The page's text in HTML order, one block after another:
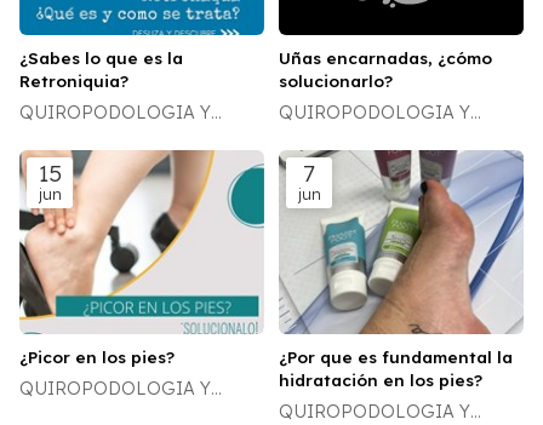
¿Sabes lo que es la
Retroniquia?
QUIROPODOLOGIA Y
Uñas encarnadas, ¿cómo
solucionarlo?
QUIROPODOLOGIA Y
15
jun
¿Picor en los pies?
QUIROPODOLOGIA Y
7
jun
¿Por que es fundamental la
hidratación en los pies?
QUIROPODOLOGIA Y